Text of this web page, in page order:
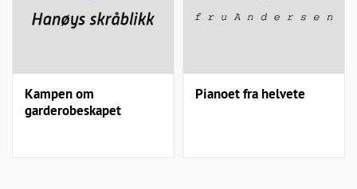
Kampen om
garderobeskapet
Pianoet fra helvete